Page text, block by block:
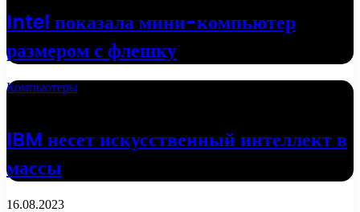
Intel показала мини-компьютер
размером с флешку
Компьютеры
IBM несет искусственный интеллект в
массы
16.08.2023